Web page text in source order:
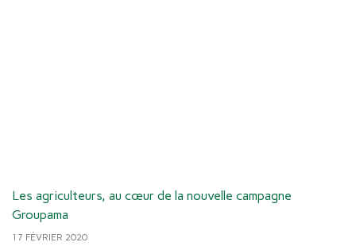
Les agriculteurs, au cœur de la nouvelle campagne
Groupama
17 FÉVRIER 2020